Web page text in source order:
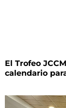
El Trofeo
calendario